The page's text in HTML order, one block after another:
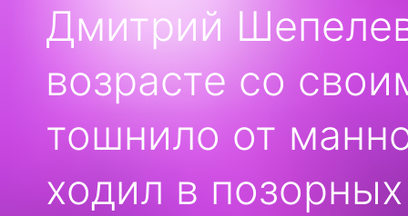
Дмитрий
возрасте со
тошнило от
ходил в